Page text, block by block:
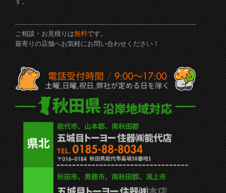
ご相談・お見積りは無料です。
最寄りの店舗へお気軽にお問い合わせください！